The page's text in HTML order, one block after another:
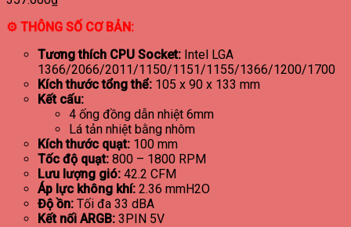
⚙ THÔNG SỐ CƠ BẢN:
Tương thích CPU Socket: Intel LGA
1366/2066/2011/1150/1151/1155/1366/1200/1700
Kích thước tổng thể: 105 x 90 x 133 mm
Kết cấu:
4 ống đồng dẫn nhiệt 6mm
Lá tản nhiệt bằng nhôm
Kích thước quạt: 100 mm
Tốc độ quạt: 800 – 1800 RPM
Lưu lượng gió: 42.2 CFM
Áp lực không khí: 2.36 mmH2O
Độ ồn: Tối đa 33 dBA
Kết nối ARGB: 3PIN 5V